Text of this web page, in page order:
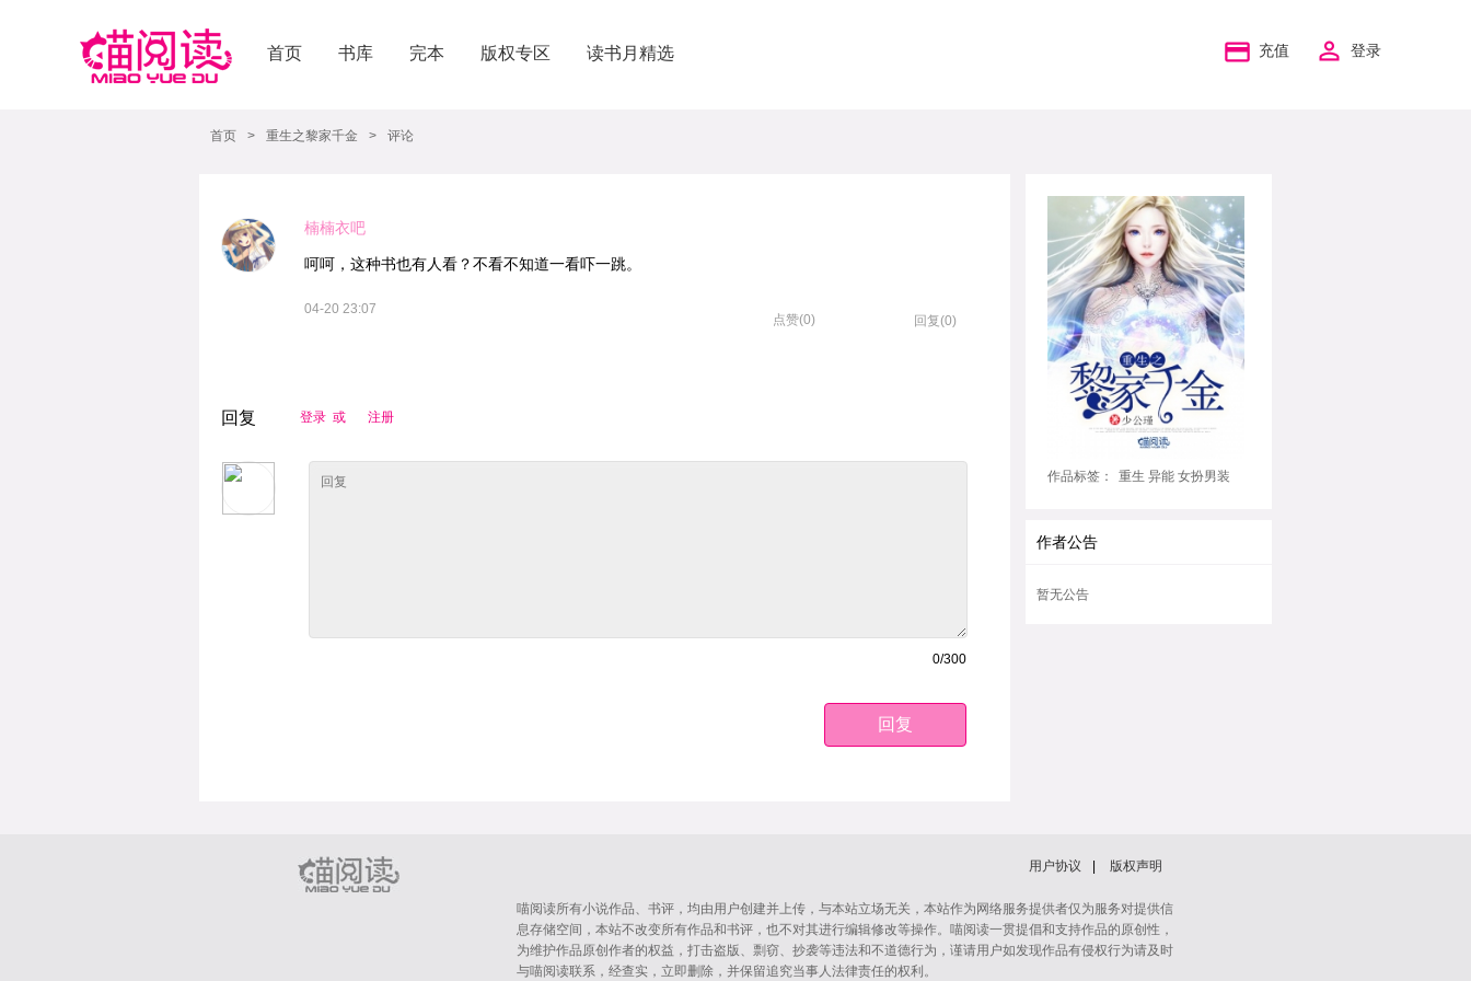
首页 书库 完本 版权专区 读书月精选 充值 登录
首页 > 重生之黎家千金 > 评论
楠楠衣吧
呵呵，这种书也有人看？不看不知道一看吓一跳。
04-20 23:07
点赞(0) 回复(0)
回复 登录 或 注册
0/300
回复
作品标签： 重生 异能 女扮男装
作者公告
暂无公告
用户协议 版权声明
喵阅读所有小说作品、书评，均由用户创建并上传，与本站立场无关，本站作为网络服务提供者仅为服务对提供信
息存储空间，本站不改变所有作品和书评，也不对其进行编辑修改等操作。喵阅读一贯提倡和支持作品的原创性，
为维护作品原创作者的权益，打击盗版、剽窃、抄袭等违法和不道德行为，谨请用户如发现作品有侵权行为请及时
与喵阅读联系，经查实，立即删除，并保留追究当事人法律责任的权利。